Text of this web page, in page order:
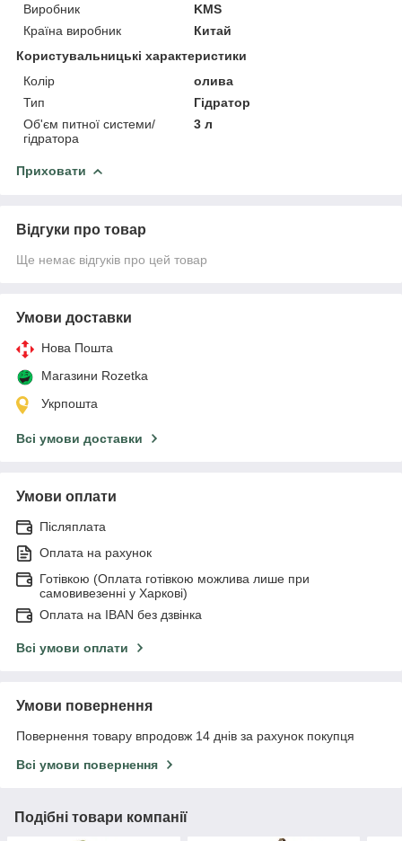
Виробник
KMS
Країна виробник
Китай
Користувальницькі характеристики
Колір
олива
Тип
Гідратор
Об'єм питної системи/
гідратора
3 л
Приховати
Відгуки про товар
Ще немає відгуків про цей товар
Умови доставки
Нова Пошта
Магазини Rozetka
Укрпошта
Всі умови доставки
Умови оплати
Післяплата
Оплата на рахунок
Готівкою (Оплата готівкою можлива лише при
самовивезенні у Харкові)
Оплата на IBAN без дзвінка
Всі умови оплати
Умови повернення
Повернення товару впродовж 14 днів за рахунок покупця
Всі умови повернення
Подібні товари компанії